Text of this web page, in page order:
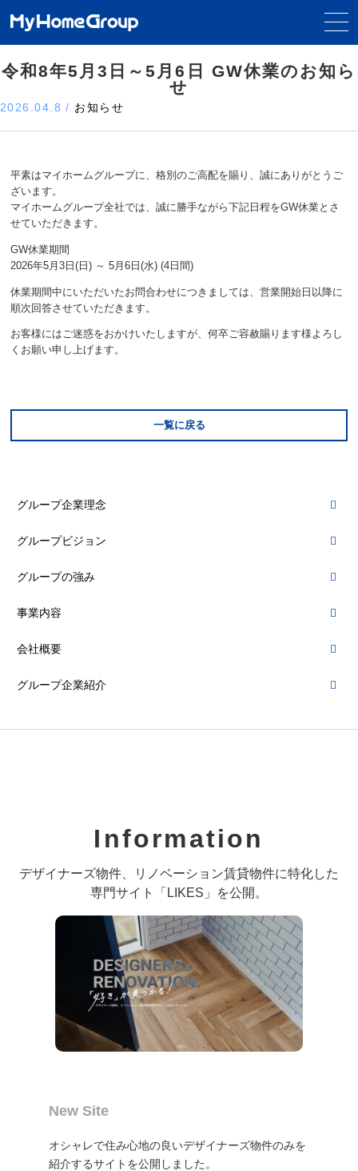
令和8年5月3日～5月6日 GW休業のお知ら
せ
2026.04.8/ お知らせ
平素はマイホームグループに、格別のご高配を賜り、誠にありがとうご
ざいます。
マイホームグループ全社では、誠に勝手ながら下記日程をGW休業とさ
せていただきます。
GW休業期間
2026年5月3日(日) ～ 5月6日(水) (4日間)
休業期間中にいただいたお問合わせにつきましては、営業開始日以降に
順次回答させていただきます。
お客様にはご迷惑をおかけいたしますが、何卒ご容赦賜ります様よろし
くお願い申し上げます。
一覧に戻る
グループ企業理念
グループビジョン
グループの強み
事業内容
会社概要
グループ企業紹介
Information
デザイナーズ物件、リノベーション賃貸物件に特化した
専門サイト「LIKES」を公開。
New Site
オシャレで住み心地の良いデザイナーズ物件のみを
紹介するサイトを公開しました。